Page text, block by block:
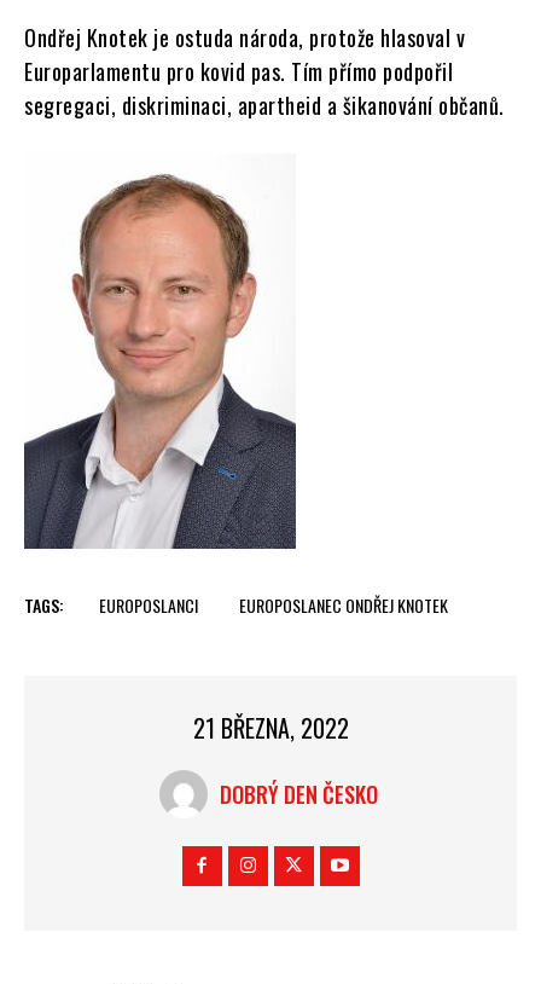
Ondřej Knotek je ostuda národa, protože hlasoval v
Europarlamentu pro kovid pas. Tím přímo podpořil
segregaci, diskriminaci, apartheid a šikanování občanů.
TAGS: EUROPOSLANCI EUROPOSLANEC ONDŘEJ KNOTEK
21 BŘEZNA, 2022
DOBRÝ DEN ČESKO